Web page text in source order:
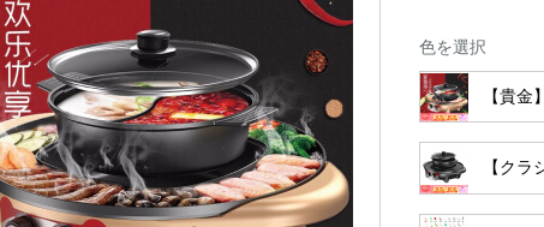
色を選択
【貴
【ク